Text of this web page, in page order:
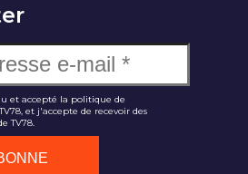
et accepté la politique de
et j'accepte de recevoir des
TV78.